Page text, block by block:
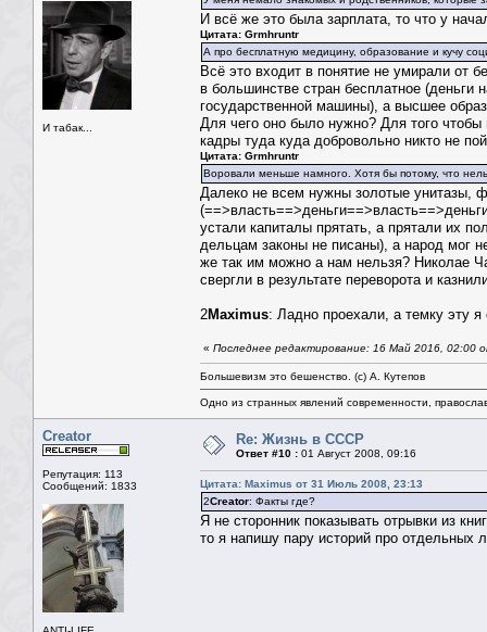
И табак...
И всё же это была зарплата, то что у
Цитата: Grmhruntr
А про бесплатную медицину, образование и кучу
Всё это входит в понятие не умирали от
в большинстве стран бесплатное (деньги
государственной машины), а высшее
Для чего оно было нужно? Для того
кадры туда куда добровольно никто не
Цитата: Grmhruntr
Воровали меньше намного. Хотя бы потому, что
Далеко не всем нужны золотые унитазы,
устали капиталы прятать, а прятали их
дельцам законы не писаны), а народ мог
же так им можно а нам нельзя? Николае
свергли в
2Maximus: Ладно проехали, а темку эту я
« Последнее редактирование: 16 Май 2016, 02:00
Большевизм это бешенство. (с) А. Кутепов
Одно из странных явлений современности,
Creator
Репутация: 113
Сообщений: 1833
Re: Жизнь в СССР
Ответ #10 : 01 Август 2008, 09:16
Цитата: Maximus от 31 Июль 2008, 23:13
2Creator: Факты где?
Я не сторонник показывать отрывки из
то я напишу пару историй про отдельных